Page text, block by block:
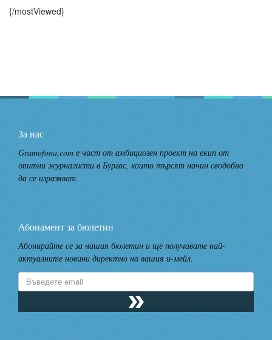
{/mostViewed}
За нас
Gramofona.com е част от амбициозен проект на екип от
опитни журналисти в Бургас, които търсят начин сводобно
да се изразяват.
Абонамент за бюлетин
Абонирайте се за нашия бюлетин и ще получавате най-
актуалните новини директно на вашия и-мейл.